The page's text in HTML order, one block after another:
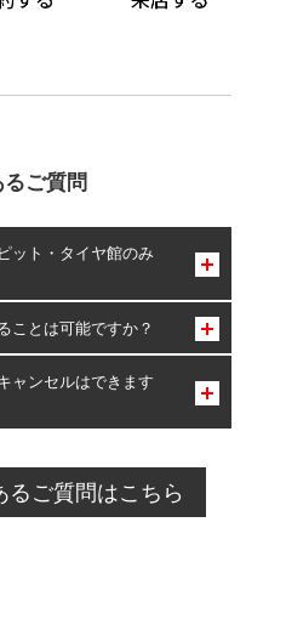
るご質問
ット・タイヤ館のみ
みとなります。
ことは可能ですか？
可能です。
合わせに限り、同時にご予約が
ャンセルはできます
を過ぎている場合のご予約
は、直接ご予約の店舗まで
るご質問はこちら